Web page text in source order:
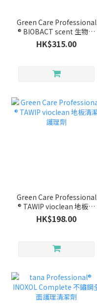
Green Care Professional
® BIOBACT scent 生物技
術除味劑
HK$315.00
Green Care Professional
® TAWIP vioclean 地板清
潔護理劑
HK$198.00